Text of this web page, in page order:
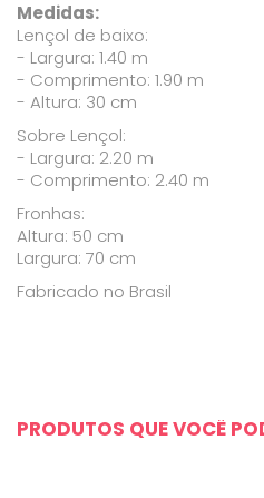
Medidas:
Lençol de baixo:
- Largura: 1.40 m
- Comprimento: 1.90 m
- Altura: 30 cm
Sobre Lençol:
- Largura: 2.20 m
- Comprimento: 2.40 m
Fronhas:
Altura: 50 cm
Largura: 70 cm
Fabricado no Brasil
PRODUTOS QUE VOCÊ